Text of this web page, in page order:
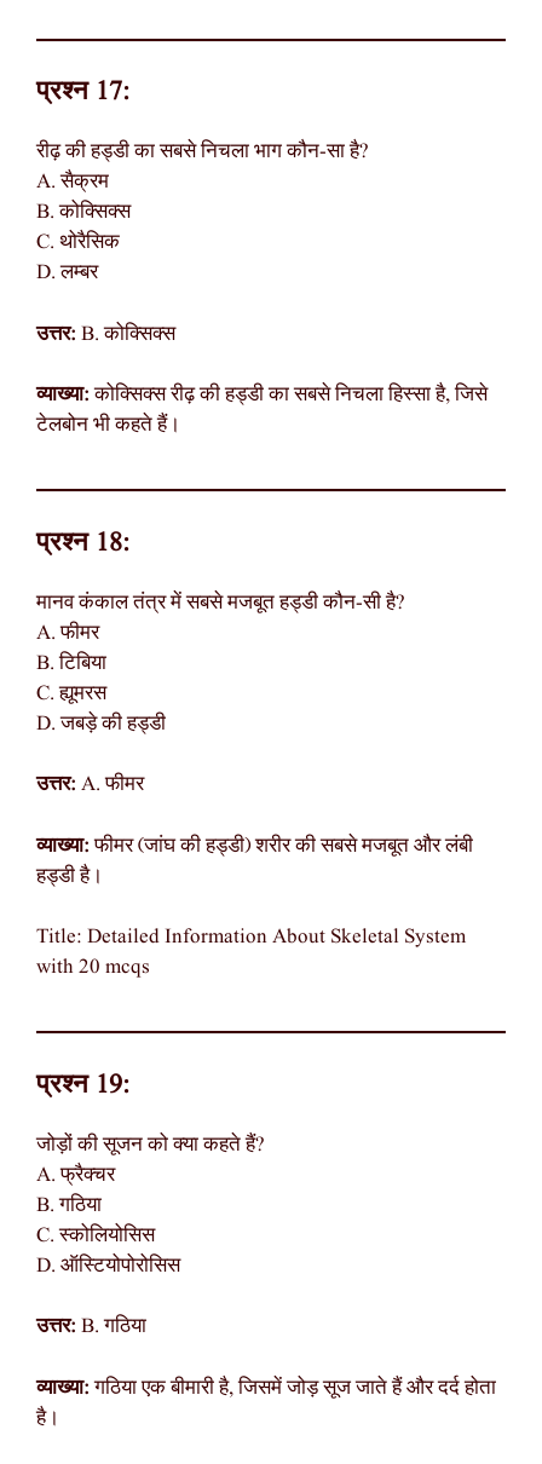
प्रश्न 17:
रीढ़ की हड्डी का सबसे निचला भाग कौन-सा है?
A. सैक्रम
B. कोक्सिक्स
C. थोरैसिक
D. लम्बर
उत्तर: B. कोक्सिक्स
व्याख्या:कोक्सिक्स रीढ़ की हड्डी का सबसे निचला हिस्सा है, जिसे
टेलबोन भी कहते हैं।
प्रश्न 18:
मानव कंकाल तंत्र में सबसे मजबूत हड्डी कौन-सी है?
A. फीमर
B. टिबिया
C. ह्यूमरस
D. जबड़े की हड्डी
उत्तर: A. फीमर
व्याख्या:फीमर (जांघ की हड्डी) शरीर की सबसे मजबूत और लंबी
हड्डी है।
Title: Detailed Information About Skeletal System
with 20 mcqs
प्रश्न 19:
जोड़ों की सूजन को क्या कहते हैं?
A. फ्रैक्चर
B. गठिया
C. स्कोलियोसिस
D. ऑस्टियोपोरोसिस
उत्तर: B. गठिया
व्याख्या:गठिया एक बीमारी है, जिसमें जोड़ सूज जाते हैं और दर्द होता
है।